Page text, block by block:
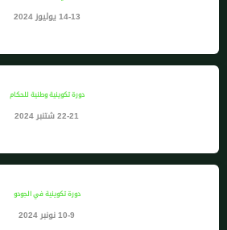
14-13 يوليوز 2024
دورة تكوينية وطنية للحكام
22-21 شتنبر 2024
دورة تكوينية في الجودو
10-9 نونبر 2024